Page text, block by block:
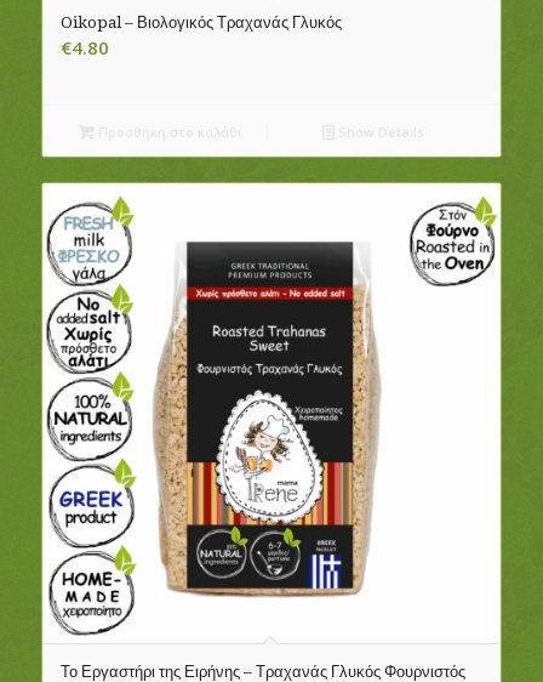
Oikopal – Βιολογικός Τραχανάς Γλυκός
€4.80
Το Εργαστήρι της Ειρήνης – Τραχανάς Γλυκός Φουρνιστός